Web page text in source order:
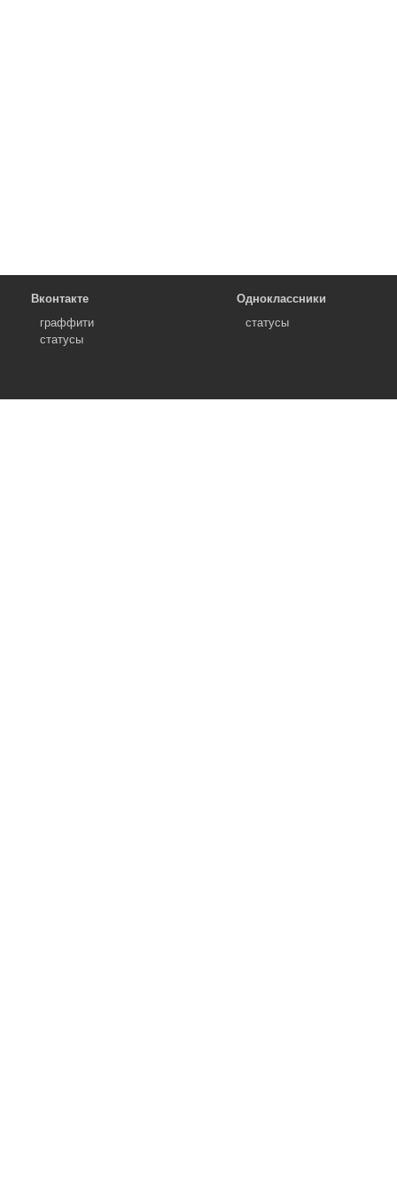
Вконтакте
граффити
статусы
Одноклассники
статусы